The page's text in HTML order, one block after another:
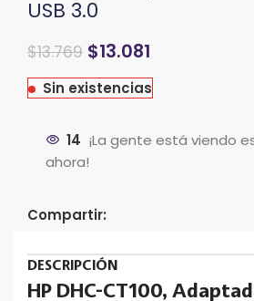
USB 3.0
El
original
$13.769El
actual
$13.081
Sin existencias
14 ¡La gente está viendo
ahora!
Compartir:
DESCRIPCIÓN
HP DHC-CT100,